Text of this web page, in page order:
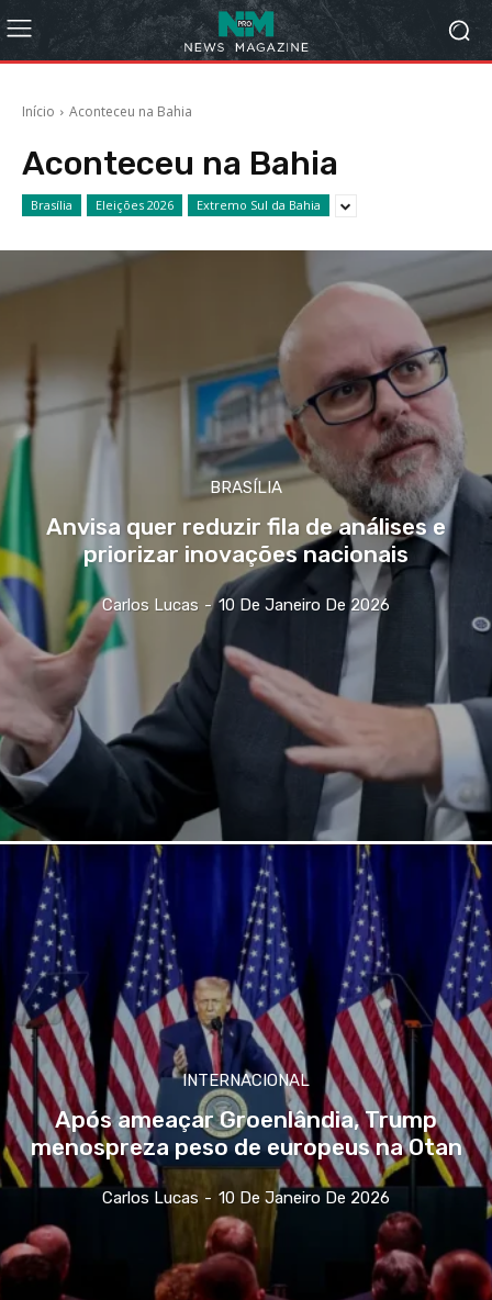
Início Aconteceu na Bahia
Aconteceu na Bahia
Brasília Eleições 2026 Extremo Sul da Bahia
BRASÍLIA
Anvisa quer reduzir fila de análises e
priorizar inovações nacionais
Carlos Lucas - 10 De Janeiro De 2026
INTERNACIONAL
Após ameaçar Groenlândia, Trump
menospreza peso de europeus na Otan
Carlos Lucas - 10 De Janeiro De 2026